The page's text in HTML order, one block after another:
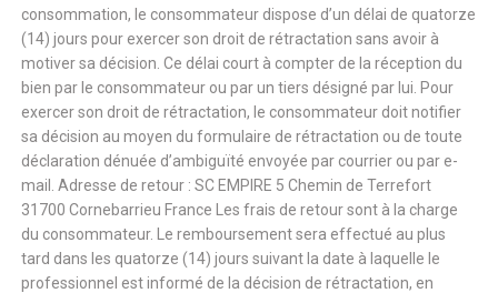
consommation, le consommateur dispose d’un délai de quatorze
(14) jours pour exercer son droit de rétractation sans avoir à
motiver sa décision. Ce délai court à compter de la réception du
bien par le consommateur ou par un tiers désigné par lui. Pour
exercer son droit de rétractation, le consommateur doit notifier
sa décision au moyen du formulaire de rétractation ou de toute
déclaration dénuée d’ambiguïté envoyée par courrier ou par e-
mail. Adresse de retour : SC EMPIRE 5 Chemin de Terrefort
31700 Cornebarrieu France Les frais de retour sont à la charge
du consommateur. Le remboursement sera effectué au plus
tard dans les quatorze (14) jours suivant la date à laquelle le
professionnel est informé de la décision de rétractation, en